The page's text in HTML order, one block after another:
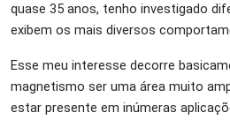
quase 35 anos, tenho investigado
exibem os mais diversos
Esse meu interesse decorre
magnetismo ser uma área muito
estar presente em inúmeras